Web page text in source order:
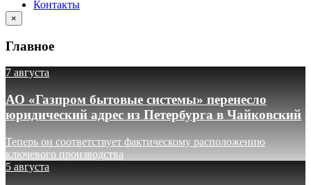
Контакты
×
Главное
7 августа
АО «Газпром бытовые системы» перенесло
юридический адрес из Петербурга в Чайковский
Теперь он соответствует фактическому расположению
ключевого производства
5 августа